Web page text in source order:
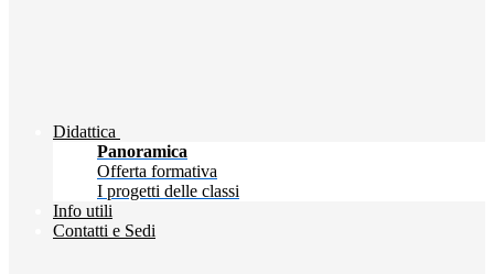
Didattica
Panoramica
Offerta formativa
I progetti delle classi
Info utili
Contatti e Sedi